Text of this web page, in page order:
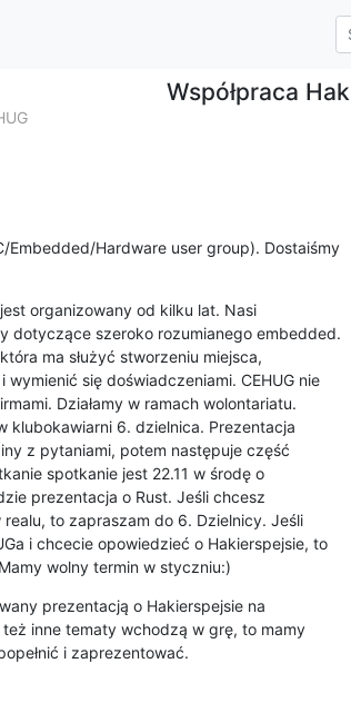
Współpraca
Embedded/Hardware user group). Dostaiśmy
organizowany od kilku lat. Nasi
Mamy wolny termin w styczniu:)
prezentacją o Hakierspejsie na
też inne tematy wchodzą w grę, to mamy
i zaprezentować.